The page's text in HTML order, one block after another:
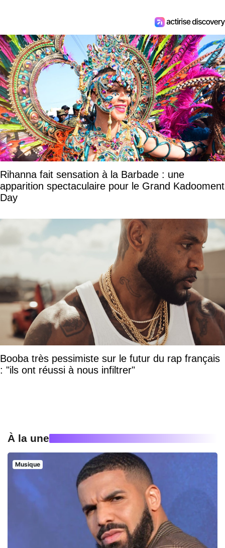
Rihanna fait sensation à la Barbade : une
apparition spectaculaire pour le Grand Kadooment
Day
Booba très pessimiste sur le futur du rap français
: "ils ont réussi à nous infiltrer"
À la une
Musique